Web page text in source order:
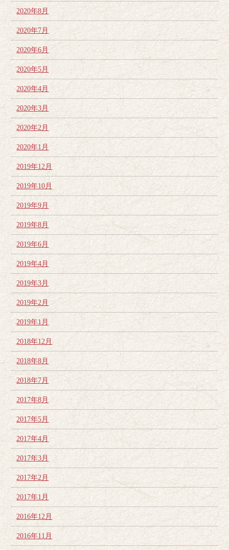
2020年8月
2020年7月
2020年6月
2020年5月
2020年4月
2020年3月
2020年2月
2020年1月
2019年12月
2019年10月
2019年9月
2019年8月
2019年6月
2019年4月
2019年3月
2019年2月
2019年1月
2018年12月
2018年8月
2018年7月
2017年8月
2017年5月
2017年4月
2017年3月
2017年2月
2017年1月
2016年12月
2016年11月